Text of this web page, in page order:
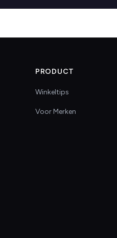
PRODUCT
Winkeltips
Voor Merken